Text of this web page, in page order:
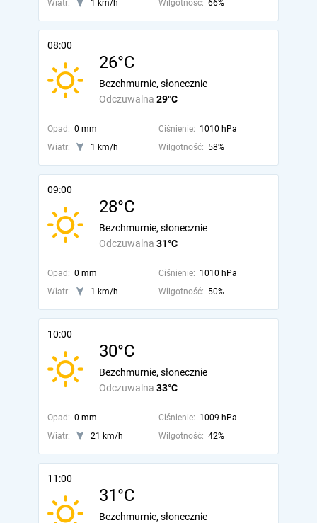
Wiatr: 1 km/h Wilgotność: 66%
08:00
26°C
Odczuwalna 29°C
Bezchmurnie, słonecznie
Opad: 0 mm Ciśnienie: 1010 hPa
Wiatr:
1 km/h Wilgotność: 58%
09:00
28°C
Odczuwalna 31°C
Bezchmurnie, słonecznie
Opad: 0 mm Ciśnienie: 1010 hPa
Wiatr:
1 km/h Wilgotność: 50%
10:00
30°C
Odczuwalna 33°C
Bezchmurnie, słonecznie
Opad: 0 mm Ciśnienie: 1009 hPa
Wiatr:
21 km/h Wilgotność: 42%
11:00
31°C
Bezchmurnie, słonecznie